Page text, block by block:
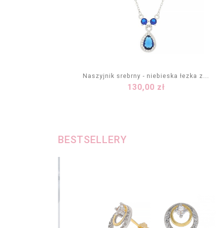
Naszyjnik srebrny - niebieska łezka z...
Cena
130,00 zł
DODAJ DO KOSZYKA
BESTSELLERY